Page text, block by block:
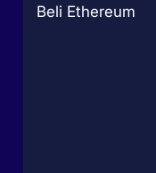
Beli Ethereum